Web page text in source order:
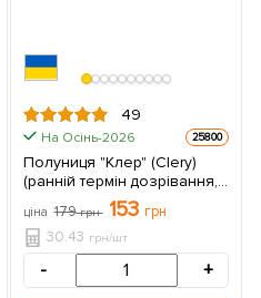
49
На Осінь-2026 25800
Полуниця "Клер" (Clery)
(ранній термін дозрівання,
дуже великі гарні ягоди) 5
шт в упаковці
ціна 179грн 153 грн
30.43 грн/шт
- +